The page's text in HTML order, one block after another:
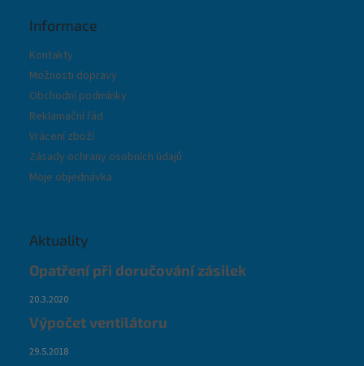
Informace
Kontakty
Možnosti dopravy
Obchodní podmínky
Reklamační řád
Vrácení zboží
Zásady ochrany osobních údajů
Moje objednávka
Aktuality
Opatření při doručování zásilek
20.3.2020
Výpočet ventilátoru
29.5.2018